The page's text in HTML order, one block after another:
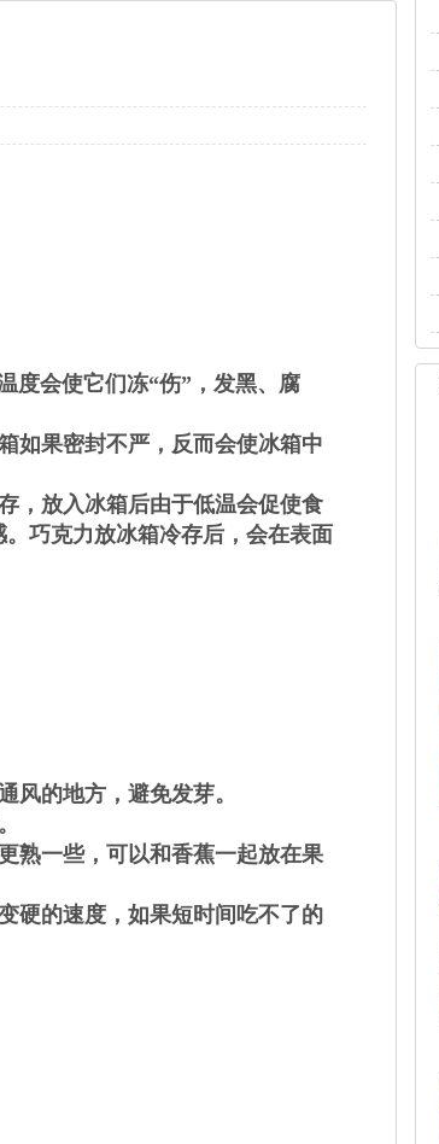
度会使它们冻“伤”，发黑、腐
如果密封不严，反而会使冰箱中
，放入冰箱后由于低温会促使食
巧克力放冰箱冷存后，会在表面
风的地方，避免发芽。
熟一些，可以和香蕉一起放在果
硬的速度，如果短时间吃不了的